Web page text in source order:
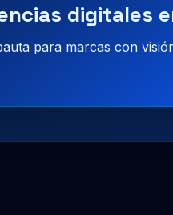
digitales
para marcas con